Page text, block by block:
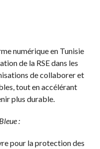
numérique en Tunisie
de la RSE dans les
de collaborer et
tout en accélérant
plus durable.
:
pour la protection des